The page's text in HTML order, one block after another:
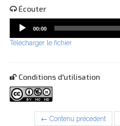
Écouter
Audio
Player
00:00
Télécharger le fichier
Conditions d'utilisation
← Contenu précédent